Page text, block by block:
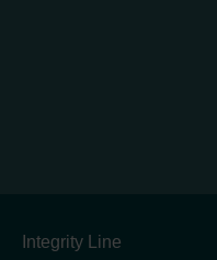
Integrity Line